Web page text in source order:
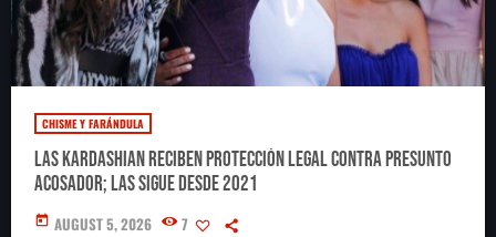
CHISME Y FARÁNDULA
Las Kardashian reciben protección legal contra presunto
acosador; las sigue desde 2021
today AUGUST 5, 2026 7